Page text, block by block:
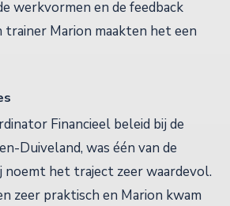
werkvormen en de feedback
trainer Marion maakten het een
Financieel beleid bij de
Duiveland, was één van de
noemt het traject zeer waardevol.
zeer praktisch en Marion kwam